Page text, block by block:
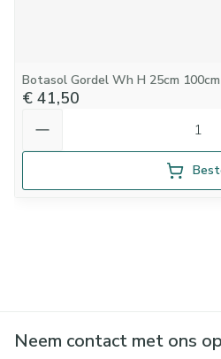
Botasol Gordel Wh H 25cm
€ 41,50
Neem contact met ons op